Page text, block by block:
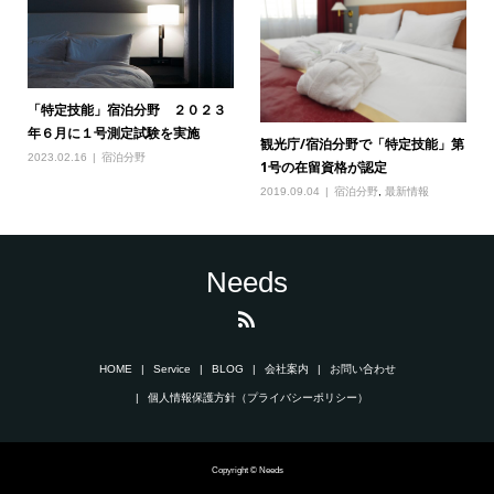
「特定技能」宿泊分野 ２０２３
年６月に１号測定試験を実施
2023.02.16 宿泊分野
観光庁/宿泊分野で「特定技能」第
1号の在留資格が認定
2019.09.04 宿泊分野,最新情報
Needs
HOME Service BLOG 会社案内 お問い合わせ
個人情報保護方針（プライバシーポリシー）
Copyright © Needs